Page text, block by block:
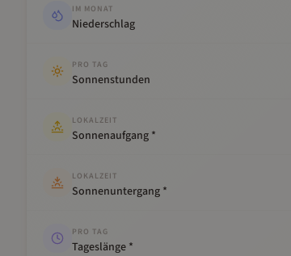
IM MONAT
Niederschlag
PRO TAG
Sonnenstunden
LOKALZEIT
Sonnenaufgang *
LOKALZEIT
Sonnenuntergang *
PRO TAG
Tageslänge *